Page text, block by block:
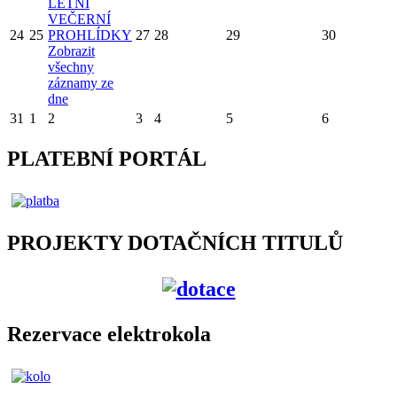
24 25
LETNÍ
VEČERNÍ
PROHLÍDKY
Zobrazit
všechny
záznamy ze
dne
27 28 29 30
31 1 2 3 4 5 6
PLATEBNÍ PORTÁL
PROJEKTY DOTAČNÍCH TITULŮ
Rezervace elektrokola